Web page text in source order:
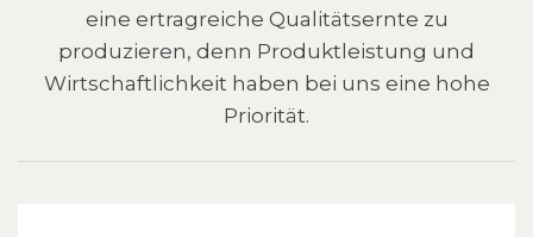
eine ertragreiche Qualitätsernte zu
produzieren, denn Produktleistung und
Wirtschaftlichkeit haben bei uns eine hohe
Priorität.